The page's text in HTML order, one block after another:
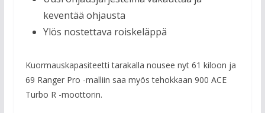
keventää ohjausta
Ylös nostettava roiskeläppä
Kuormauskapasiteetti tarakalla nousee nyt 61 kiloon ja
69 Ranger Pro -malliin saa myös tehokkaan 900 ACE
Turbo R -moottorin.